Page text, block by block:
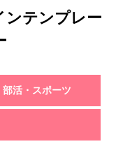
ンテンプレー
部活・スポーツ